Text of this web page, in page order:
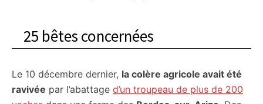
25 bêtes concernées
Le 10 décembre dernier, la colère agricole avait été
ravivée par l’abattage d’un troupeau de plus de 200